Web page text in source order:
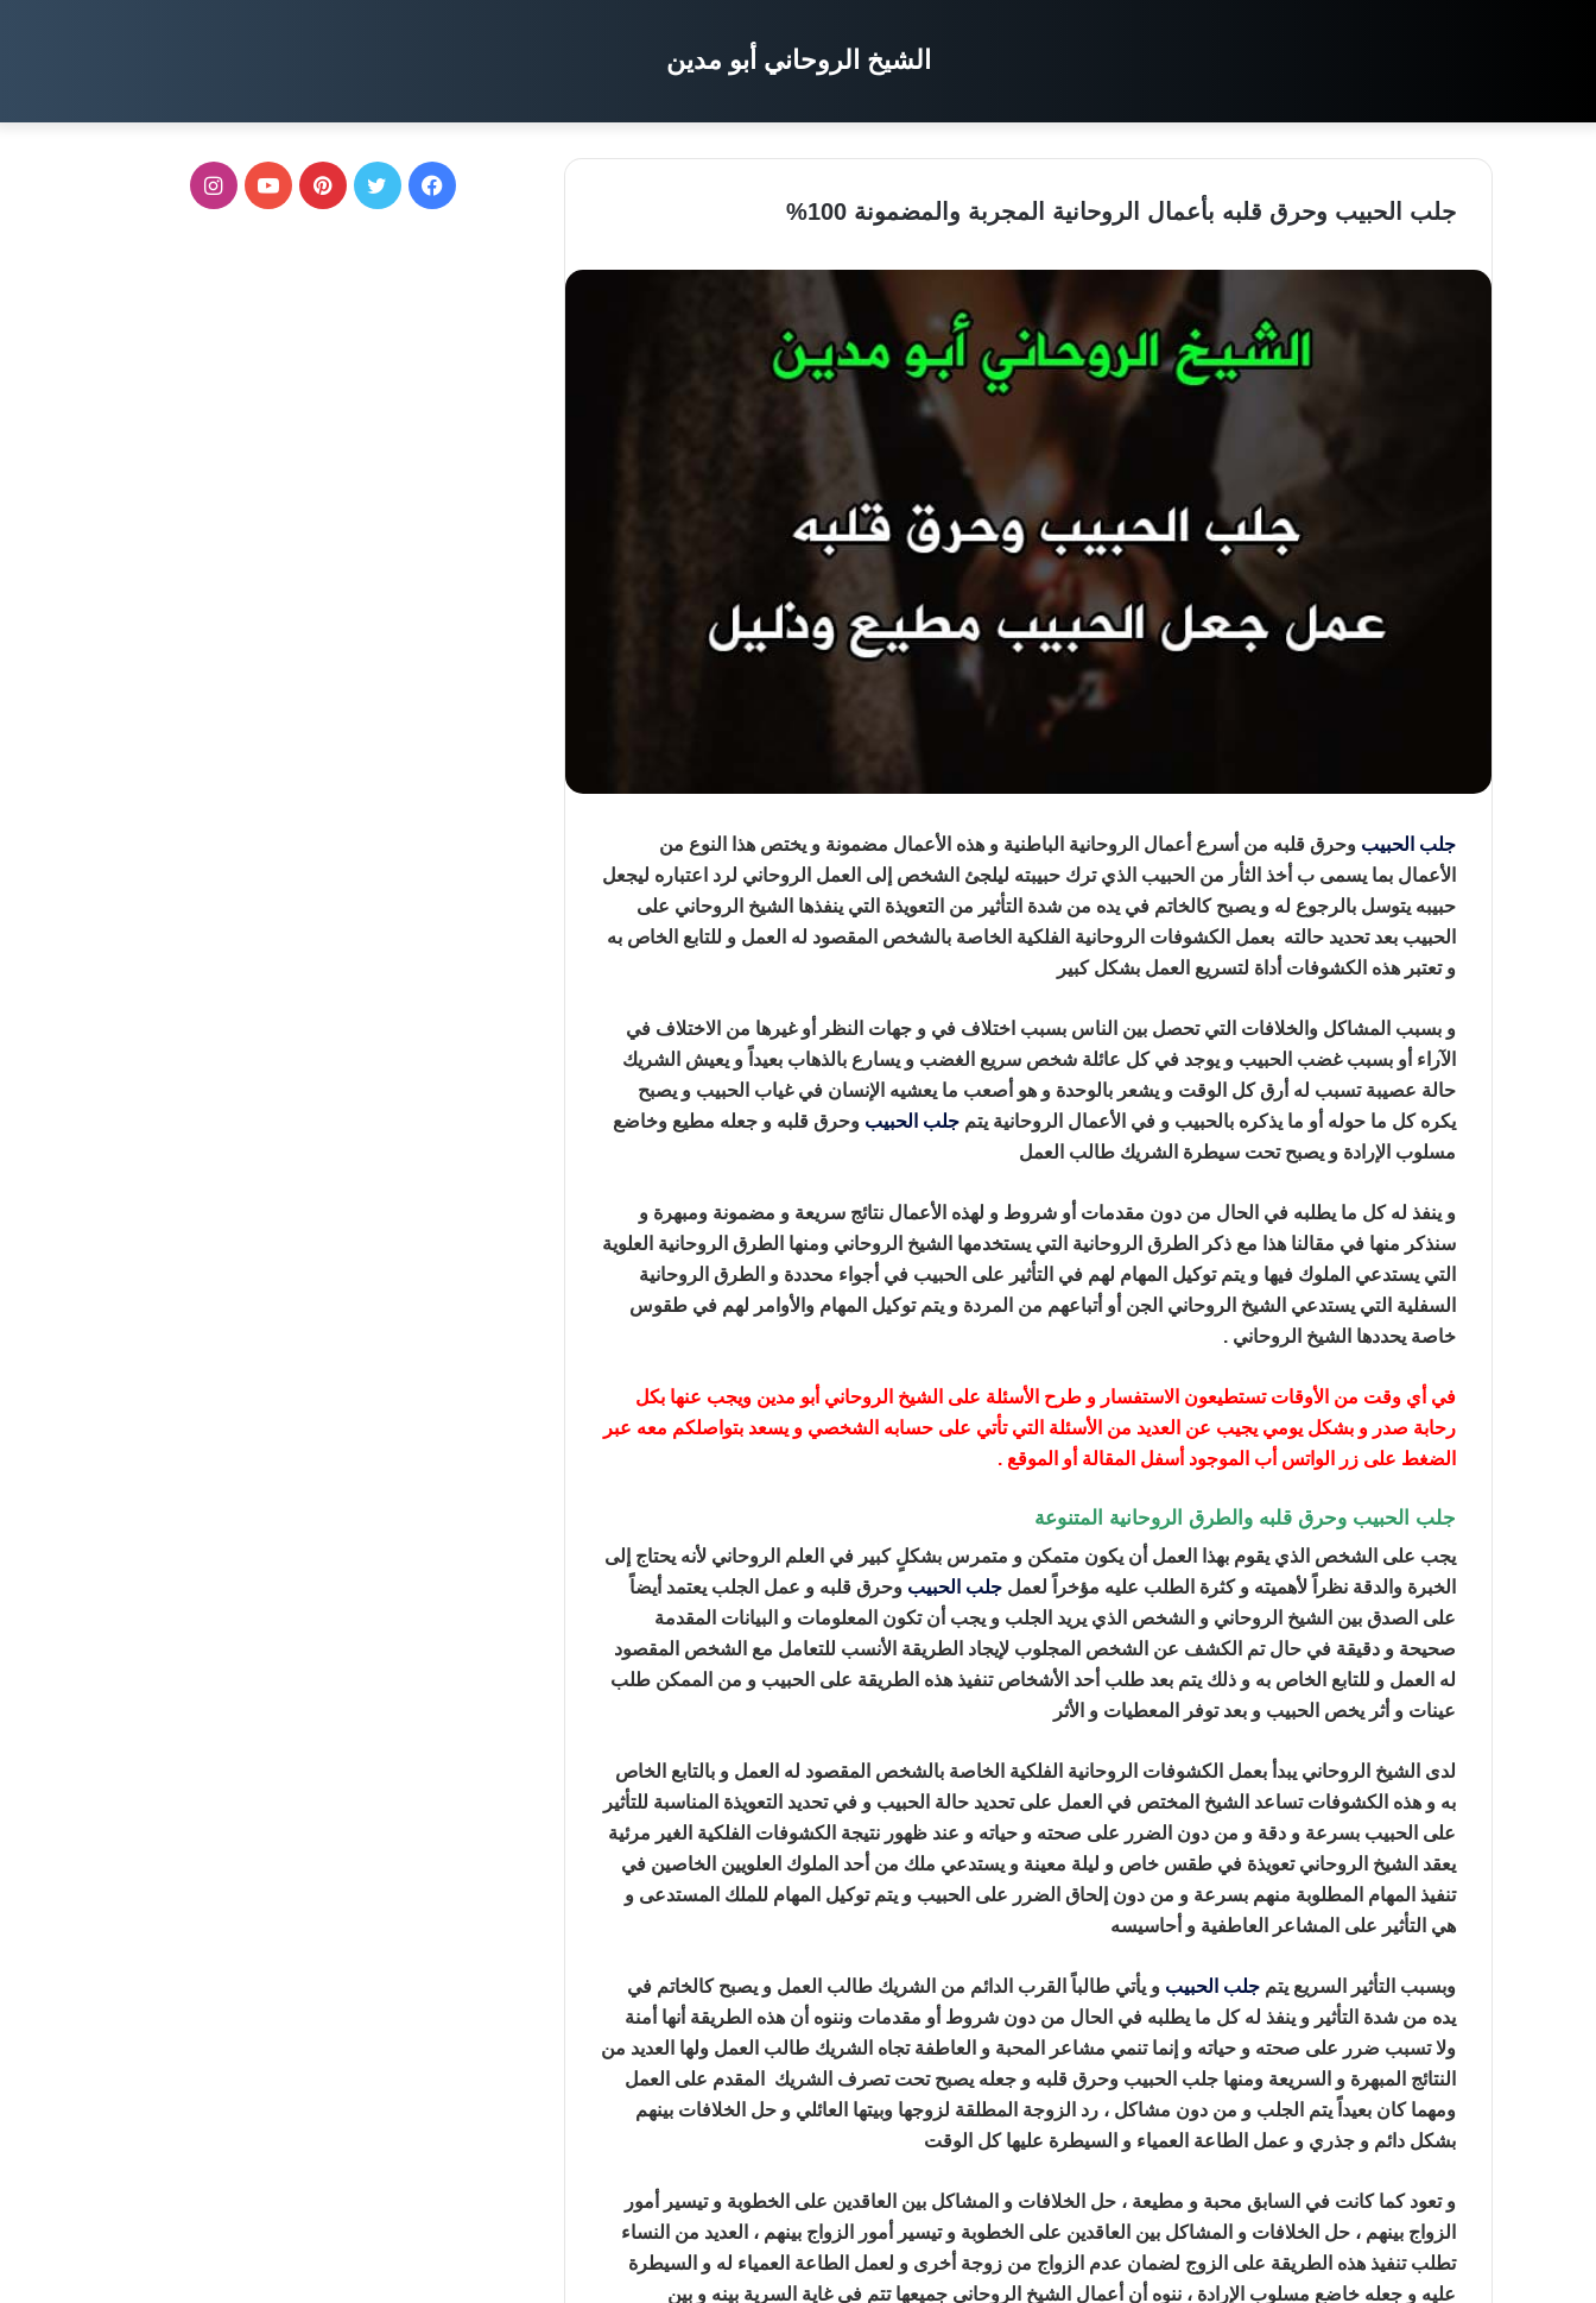
الشيخ الروحاني أبو مدين
جلب الحبيب وحرق قلبه بأعمال الروحانية المجربة والمضمونة 100%
جلب الحبيب وحرق قلبه من أسرع أعمال الروحانية الباطنية و هذه الأعمال مضمونة و يختص هذا النوع من
الأعمال بما يسمى ب أخذ الثأر من الحبيب الذي ترك حبيبته ليلجئ الشخص إلى العمل الروحاني لرد اعتباره ليجعل
حبيبه يتوسل بالرجوع له و يصبح كالخاتم في يده من شدة التأثير من التعويذة التي ينفذها الشيخ الروحاني على
الحبيب بعد تحديد حالته بعمل الكشوفات الروحانية الفلكية الخاصة بالشخص المقصود له العمل و للتابع الخاص به
و تعتبر هذه الكشوفات أداة لتسريع العمل بشكل كبير
و بسبب المشاكل والخلافات التي تحصل بين الناس بسبب اختلاف في و جهات النظر أو غيرها من الاختلاف في
الآراء أو بسبب غضب الحبيب و يوجد في كل عائلة شخص سريع الغضب و يسارع بالذهاب بعيداً و يعيش الشريك
حالة عصيبة تسبب له أرق كل الوقت و يشعر بالوحدة و هو أصعب ما يعشيه الإنسان في غياب الحبيب و يصبح
يكره كل ما حوله أو ما يذكره بالحبيب و في الأعمال الروحانية يتم جلب الحبيب وحرق قلبه و جعله مطيع وخاضع
مسلوب الإرادة و يصبح تحت سيطرة الشريك طالب العمل
و ينفذ له كل ما يطلبه في الحال من دون مقدمات أو شروط و لهذه الأعمال نتائج سريعة و مضمونة ومبهرة و
سنذكر منها في مقالنا هذا مع ذكر الطرق الروحانية التي يستخدمها الشيخ الروحاني ومنها الطرق الروحانية العلوية
التي يستدعي الملوك فيها و يتم توكيل المهام لهم في التأثير على الحبيب في أجواء محددة و الطرق الروحانية
السفلية التي يستدعي الشيخ الروحاني الجن أو أتباعهم من المردة و يتم توكيل المهام والأوامر لهم في طقوس
خاصة يحددها الشيخ الروحاني .
في أي وقت من الأوقات تستطيعون الاستفسار و طرح الأسئلة على الشيخ الروحاني أبو مدين ويجب عنها بكل
رحابة صدر و بشكل يومي يجيب عن العديد من الأسئلة التي تأتي على حسابه الشخصي و يسعد بتواصلكم معه عبر
الضغط على زر الواتس أب الموجود أسفل المقالة أو الموقع .
جلب الحبيب وحرق قلبه والطرق الروحانية المتنوعة
يجب على الشخص الذي يقوم بهذا العمل أن يكون متمكن و متمرس بشكلٍ كبير في العلم الروحاني لأنه يحتاج إلى
الخبرة والدقة نظراً لأهميته و كثرة الطلب عليه مؤخراً لعمل جلب الحبيب وحرق قلبه و عمل الجلب يعتمد أيضاً
على الصدق بين الشيخ الروحاني و الشخص الذي يريد الجلب و يجب أن تكون المعلومات و البيانات المقدمة
صحيحة و دقيقة في حال تم الكشف عن الشخص المجلوب لإيجاد الطريقة الأنسب للتعامل مع الشخص المقصود
له العمل و للتابع الخاص به و ذلك يتم بعد طلب أحد الأشخاص تنفيذ هذه الطريقة على الحبيب و من الممكن طلب
عينات و أثر يخص الحبيب و بعد توفر المعطيات و الأثر
لدى الشيخ الروحاني يبدأ بعمل الكشوفات الروحانية الفلكية الخاصة بالشخص المقصود له العمل و بالتابع الخاص
به و هذه الكشوفات تساعد الشيخ المختص في العمل على تحديد حالة الحبيب و في تحديد التعويذة المناسبة للتأثير
على الحبيب بسرعة و دقة و من دون الضرر على صحته و حياته و عند ظهور نتيجة الكشوفات الفلكية الغير مرئية
يعقد الشيخ الروحاني تعويذة في طقس خاص و ليلة معينة و يستدعي ملك من أحد الملوك العلويين الخاصين في
تنفيذ المهام المطلوبة منهم بسرعة و من دون إلحاق الضرر على الحبيب و يتم توكيل المهام للملك المستدعى و
هي التأثير على المشاعر العاطفية و أحاسيسه
وبسبب التأثير السريع يتم جلب الحبيب و يأتي طالباً القرب الدائم من الشريك طالب العمل و يصبح كالخاتم في
يده من شدة التأثير و ينفذ له كل ما يطلبه في الحال من دون شروط أو مقدمات وننوه أن هذه الطريقة أنها أمنة
ولا تسبب ضرر على صحته و حياته و إنما تنمي مشاعر المحبة و العاطفة تجاه الشريك طالب العمل ولها العديد من
النتائج المبهرة و السريعة ومنها جلب الحبيب وحرق قلبه و جعله يصبح تحت تصرف الشريك المقدم على العمل
ومهما كان بعيداً يتم الجلب و من دون مشاكل ، رد الزوجة المطلقة لزوجها وبيتها العائلي و حل الخلافات بينهم
بشكل دائم و جذري و عمل الطاعة العمياء و السيطرة عليها كل الوقت
و تعود كما كانت في السابق محبة و مطيعة ، حل الخلافات و المشاكل بين العاقدين على الخطوبة و تيسير أمور
الزواج بينهم ، حل الخلافات و المشاكل بين العاقدين على الخطوبة و تيسير أمور الزواج بينهم ، العديد من النساء
تطلب تنفيذ هذه الطريقة على الزوج لضمان عدم الزواج من زوجة أخرى و لعمل الطاعة العمياء له و السيطرة
عليه و جعله خاضع مسلوب الإرادة ، ننوه أن أعمال الشيخ الروحاني جميعها تتم في غاية السرية بينه و بين
فيسبوكتويتر بينتيريستيوتيوبانستقرام